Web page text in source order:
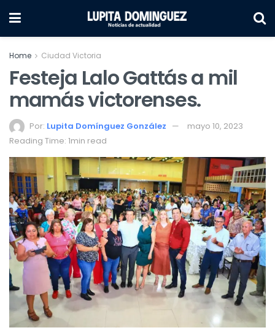
Home Ciudad Victoria
Festeja Lalo Gattás a mil
mamás victorenses.
Por: Lupita Domínguez González
mayo 10, 2023
Reading Time: 1min read